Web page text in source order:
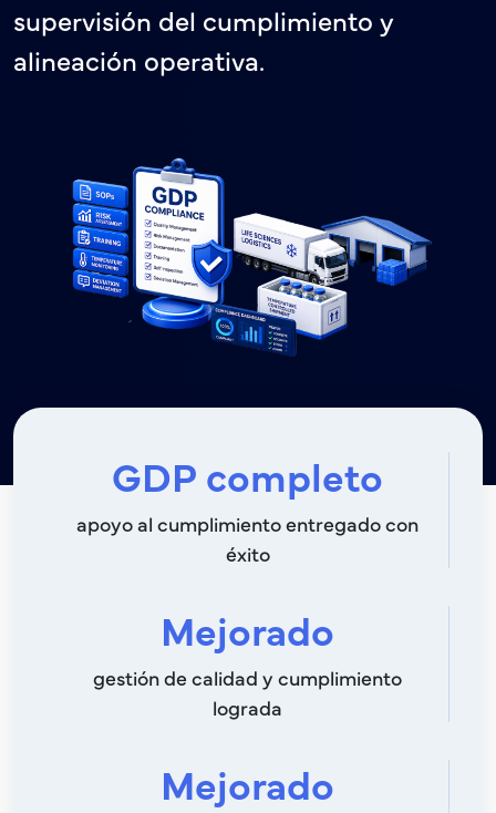
supervisión del cumplimiento y
alineación operativa.
GDP completo
apoyo al cumplimiento entregado con
éxito
Mejorado
gestión de calidad y cumplimiento
lograda
Mejorado